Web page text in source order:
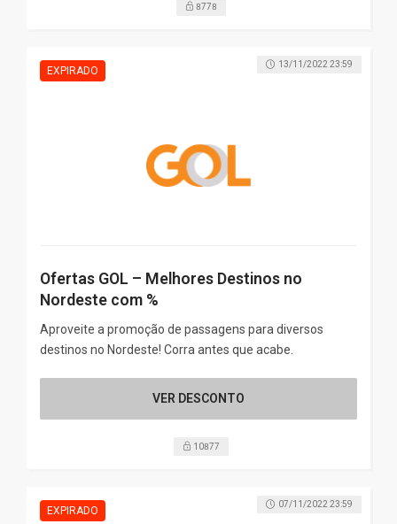
8778
Ofertas GOL – Melhores Destinos no
Nordeste com %
Aproveite a promoção de passagens para diversos
destinos no Nordeste! Corra antes que acabe.
13/11/2022 23:59
VER DESCONTO
10877
07/11/2022 23:59